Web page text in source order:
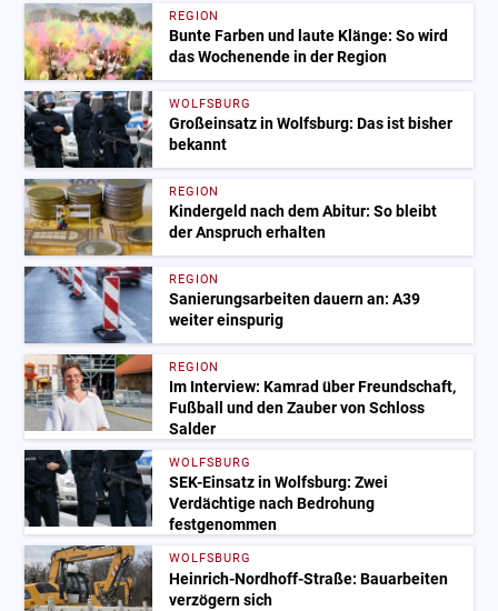
REGION
Bunte Farben und laute Klänge: So wird
das Wochenende in der Region
WOLFSBURG
Großeinsatz in Wolfsburg: Das ist bisher
bekannt
REGION
Kindergeld nach dem Abitur: So bleibt
der Anspruch erhalten
REGION
Sanierungsarbeiten dauern an: A39
weiter einspurig
REGION
Im Interview: Kamrad über Freundschaft,
Fußball und den Zauber von Schloss
Salder
WOLFSBURG
SEK-Einsatz in Wolfsburg: Zwei
Verdächtige nach Bedrohung
festgenommen
WOLFSBURG
Heinrich-Nordhoff-Straße: Bauarbeiten
verzögern sich